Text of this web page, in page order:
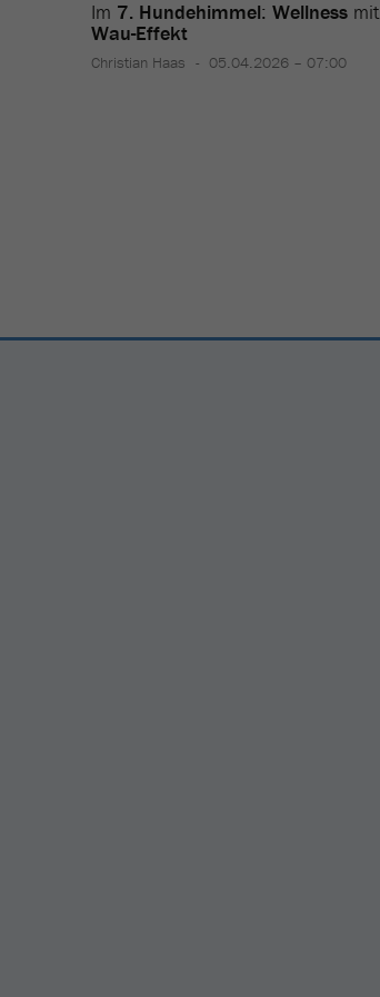
Im 7. Hundehimmel: Wellness mit
Wau-Effekt
Christian Haas 05.04.2026 – 07:00